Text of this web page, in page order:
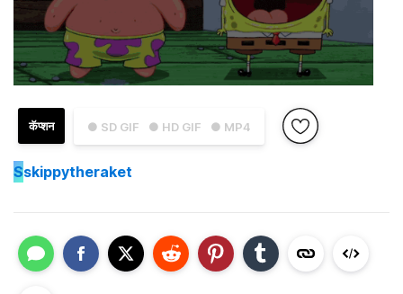
● SD GIF ● HD GIF ● MP4
कॅप्शन
Sskippytheraket